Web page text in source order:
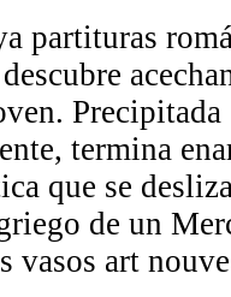
partituras
Precipitada
termina
que se
de un
vasos art